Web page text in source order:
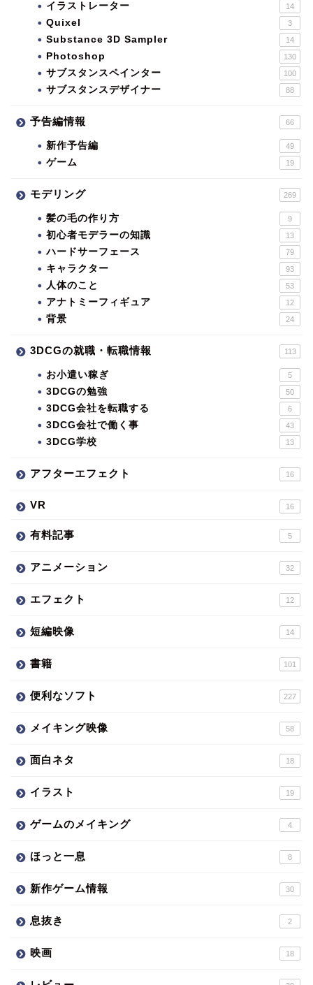
イラストレーター 14
Quixel 3
Substance 3D Sampler 14
Photoshop 130
サブスタンスペインター 100
サブスタンスデザイナー 88
予告編情報 66
新作予告編 49
ゲーム 19
モデリング 269
髪の毛の作り方 9
初心者モデラーの知識 13
ハードサーフェース 79
キャラクター 93
人体のこと 53
アナトミーフィギュア 12
背景 24
3DCGの就職・転職情報 113
お小遣い稼ぎ 5
3DCGの勉強 50
3DCG会社を転職する 6
3DCG会社で働く事 43
3DCG学校 13
アフターエフェクト 16
VR 16
有料記事 5
アニメーション 32
エフェクト 12
短編映像 14
書籍 101
便利なソフト 227
メイキング映像 58
面白ネタ 18
イラスト 19
ゲームのメイキング 4
ほっと一息 8
新作ゲーム情報 30
息抜き 2
映画 18